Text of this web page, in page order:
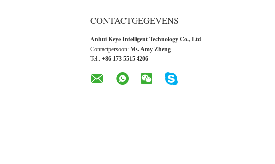
CONTACTGEGEVENS
Anhui Keye Intelligent Technology Co., Ltd
Contactpersoon: Ms. Amy Zheng
Tel.: +86 173 5515 4206